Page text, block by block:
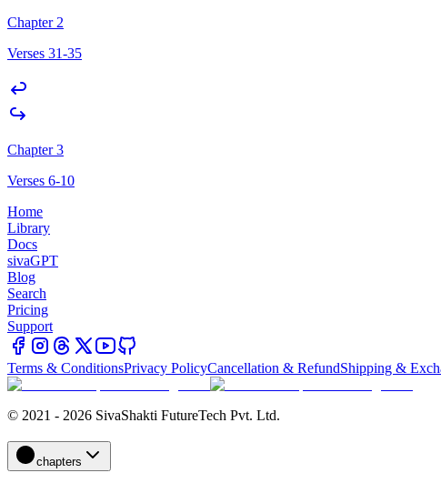
Chapter 2
Verses 31-35
Chapter 3
Verses 6-10
Home
Library
Docs
sivaGPT
Blog
Search
Pricing
Support
Terms & ConditionsPrivacy PolicyCancellation & RefundShipping &
© 2021 - 2026 SivaShakti FutureTech Pvt. Ltd.
chapters